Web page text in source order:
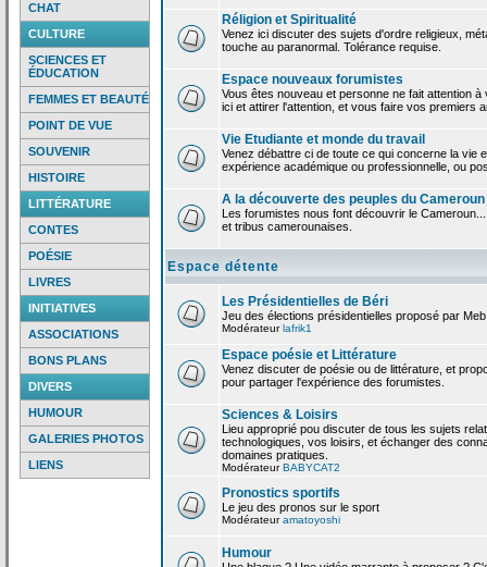
CHAT
CULTURE
SCIENCES ET
ÉDUCATION
FEMMES ET BEAUTÉ
POINT DE VUE
SOUVENIR
HISTOIRE
LITTÉRATURE
CONTES
POÉSIE
LIVRES
INITIATIVES
ASSOCIATIONS
BONS PLANS
DIVERS
HUMOUR
GALERIES PHOTOS
LIENS
Réligion et Spiritualité
Venez ici discuter des sujets d'ordre religieux,
touche au paranormal. Tolérance requise.
Espace nouveaux forumistes
Vous êtes nouveau et personne ne fait attention
ici et attirer l'attention, et vous faire vos premiers
Vie Etudiante et monde du travail
Venez débattre ci de toute ce qui concerne la vie
expérience académique ou professionnelle, ou
A la découverte des peuples du Cameroun
Les forumistes nous font découvrir le
et tribus camerounaises.
Espace détente
Les Présidentielles de Béri
Jeu des élections présidentielles proposé par Meb
Modérateurlafrik1
Espace poésie et Littérature
Venez discuter de poésie ou de littérature, et
pour partager l'expérience des forumistes.
Sciences & Loisirs
Lieu approprié pou discuter de tous les sujets
technologiques, vos loisirs, et échanger des
domaines pratiques.
ModérateurBABYCAT2
Pronostics sportifs
Le jeu des pronos sur le sport
Modérateuramatoyoshi
Humour